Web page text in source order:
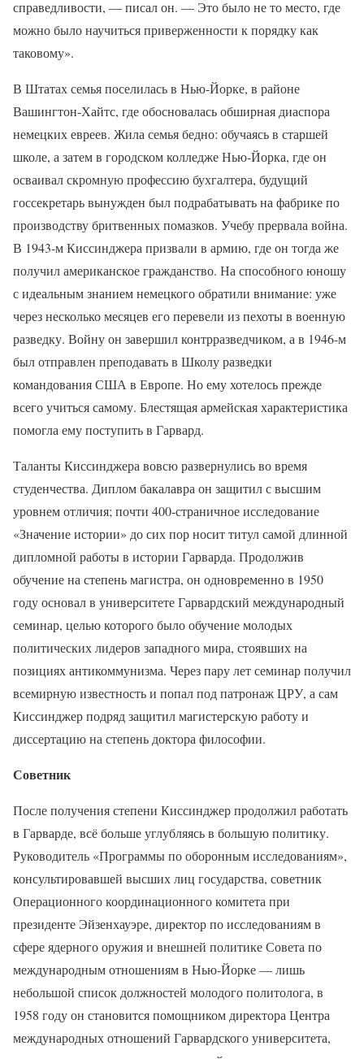
справедливости, — писал он. — Это было не то место, где
можно было научиться приверженности к порядку как
таковому».
В Штатах семья поселилась в Нью-Йорке, в районе
Вашингтон-Хайтс, где обосновалась обширная диаспора
немецких евреев. Жила семья бедно: обучаясь в старшей
школе, а затем в городском колледже Нью-Йорка, где он
осваивал скромную профессию бухгалтера, будущий
госсекретарь вынужден был подрабатывать на фабрике по
производству бритвенных помазков. Учебу прервала война.
В 1943-м Киссинджера призвали в армию, где он тогда же
получил американское гражданство. На способного юношу
с идеальным знанием немецкого обратили внимание: уже
через несколько месяцев его перевели из пехоты в военную
разведку. Войну он завершил контрразведчиком, а в 1946-м
был отправлен преподавать в Школу разведки
командования США в Европе. Но ему хотелось прежде
всего учиться самому. Блестящая армейская характеристика
помогла ему поступить в Гарвард.
Таланты Киссинджера вовсю развернулись во время
студенчества. Диплом бакалавра он защитил с высшим
уровнем отличия; почти 400-страничное исследование
«Значение истории» до сих пор носит титул самой длинной
дипломной работы в истории Гарварда. Продолжив
обучение на степень магистра, он одновременно в 1950
году основал в университете Гарвардский международный
семинар, целью которого было обучение молодых
политических лидеров западного мира, стоявших на
позициях антикоммунизма. Через пару лет семинар получил
всемирную известность и попал под патронаж ЦРУ, а сам
Киссинджер подряд защитил магистерскую работу и
диссертацию на степень доктора философии.
Советник
После получения степени Киссинджер продолжил работать
в Гарварде, всё больше углубляясь в большую политику.
Руководитель «Программы по оборонным исследованиям»,
консультировавшей высших лиц государства, советник
Операционного координационного комитета при
президенте Эйзенхауэре, директор по исследованиям в
сфере ядерного оружия и внешней политике Совета по
международным отношениям в Нью-Йорке — лишь
небольшой список должностей молодого политолога, в
1958 году он становится помощником директора Центра
международных отношений Гарвардского университета,